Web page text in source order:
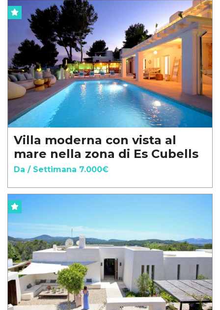
Villa moderna con vista al
mare nella zona di Es Cubells
Da / Settimana 7.000€